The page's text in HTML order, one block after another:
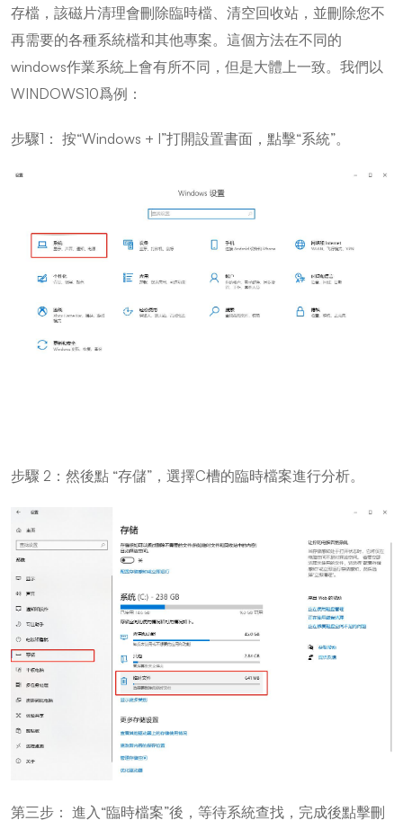
存檔，該磁片清理會刪除臨時檔、清空回收站，並刪除您不
再需要的各種系統檔和其他專案。這個方法在不同的
windows作業系統上會有所不同，但是大體上一致。我們以
WINDOWS10爲例：
步驟1： 按“Windows + I”打開設置書面，點擊“系統”。
步驟 2：然後點 “存儲”，選擇C槽的臨時檔案進行分析。
第三步： 進入“臨時檔案”後，等待系統查找，完成後點擊刪